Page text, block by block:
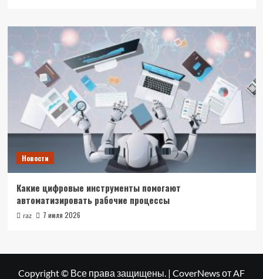
Новости
Какие цифровые инструменты помогают
автоматизировать рабочие процессы
raz 7 июля 2026
Copyright © Все права защищены. | CoverNewsот AF